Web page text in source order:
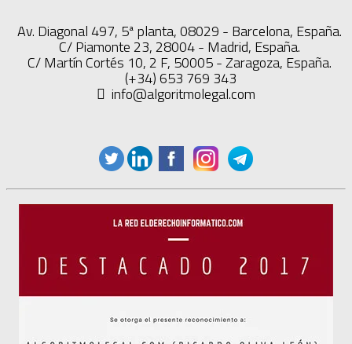
Av. Diagonal 497, 5ª planta, 08029 - Barcelona, España.
C/ Piamonte 23, 28004 - Madrid, España.
C/ Martín Cortés 10, 2 F, 50005 - Zaragoza, España.
(+34) 653 769 343
info@algoritmolegal.com